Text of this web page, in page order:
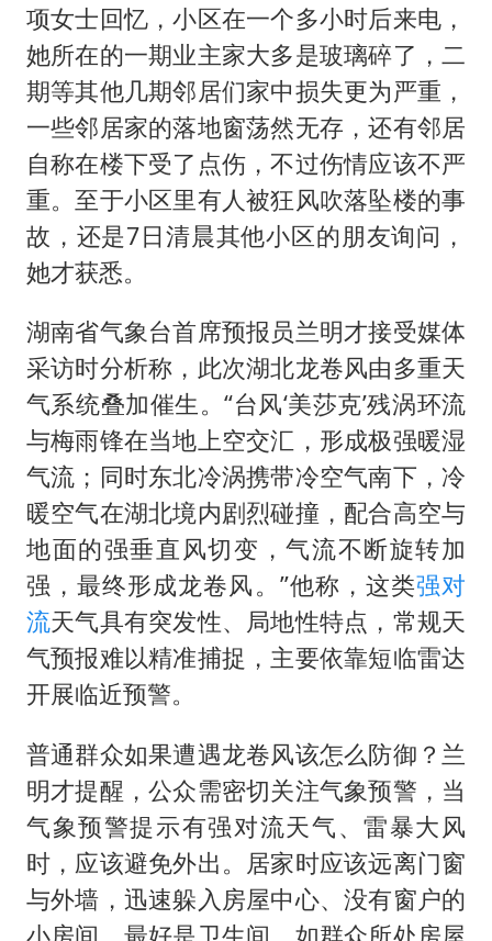
项女士回忆，小区在一个多小时后来电，
她所在的一期业主家大多是玻璃碎了，二
期等其他几期邻居们家中损失更为严重，
一些邻居家的落地窗荡然无存，还有邻居
自称在楼下受了点伤，不过伤情应该不严
重。至于小区里有人被狂风吹落坠楼的事
故，还是7日清晨其他小区的朋友询问，
她才获悉。
湖南省气象台首席预报员兰明才接受媒体
采访时分析称，此次湖北龙卷风由多重天
气系统叠加催生。“台风‘美莎克’残涡环流
与梅雨锋在当地上空交汇，形成极强暖湿
气流；同时东北冷涡携带冷空气南下，冷
暖空气在湖北境内剧烈碰撞，配合高空与
地面的强垂直风切变，气流不断旋转加
强，最终形成龙卷风。”他称，这类强对
流天气具有突发性、局地性特点，常规天
气预报难以精准捕捉，主要依靠短临雷达
开展临近预警。
普通群众如果遭遇龙卷风该怎么防御？兰
明才提醒，公众需密切关注气象预警，当
气象预警提示有强对流天气、雷暴大风
时，应该避免外出。居家时应该远离门窗
与外墙，迅速躲入房屋中心、没有窗户的